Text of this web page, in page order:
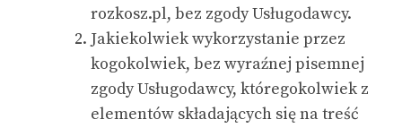
rozkosz.pl, bez zgody Usługodawcy.
Jakiekolwiek wykorzystanie przez
kogokolwiek, bez wyraźnej pisemnej
zgody Usługodawcy, któregokolwiek z
elementów składających się na treść